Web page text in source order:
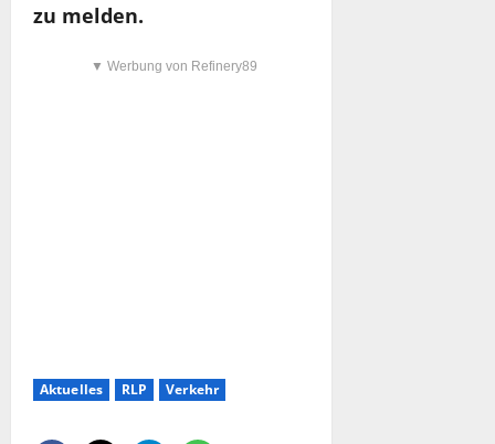
zu melden.
▼ Werbung von Refinery89
Aktuelles RLP Verkehr